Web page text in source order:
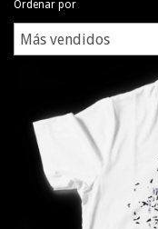
Ordenar por